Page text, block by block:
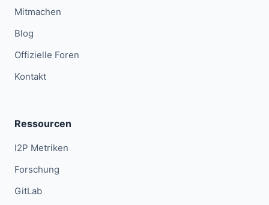
Mitmachen
Blog
Offizielle Foren
Kontakt
Ressourcen
I2P Metriken
Forschung
GitLab